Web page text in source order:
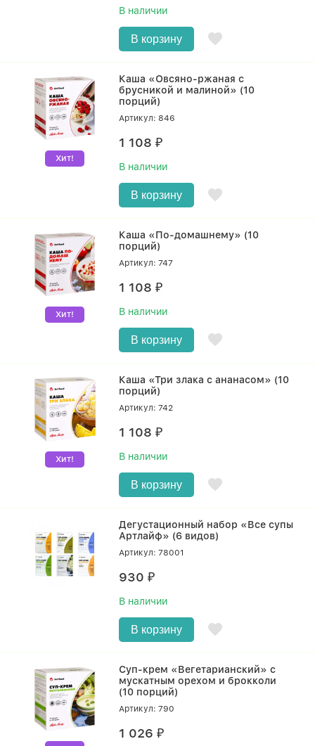
В наличии
В корзину
Хит!
Каша «Овсяно-ржаная с
брусникой и малиной» (10
порций)
Артикул: 846
1 108₽
В наличии
В корзину
Хит!
Каша «По-домашнему» (10
порций)
Артикул: 747
1 108₽
В наличии
В корзину
Хит!
Каша «Три злака с ананасом» (10
порций)
Артикул: 742
1 108₽
В наличии
В корзину
Дегустационный набор «Все супы
Артлайф» (6 видов)
Артикул: 78001
930₽
В наличии
В корзину
Суп-крем «Вегетарианский» с
мускатным орехом и брокколи
(10 порций)
Артикул: 790
1 026₽